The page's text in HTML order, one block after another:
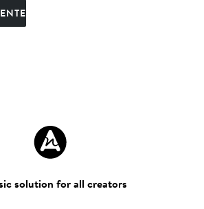
solution for all creators